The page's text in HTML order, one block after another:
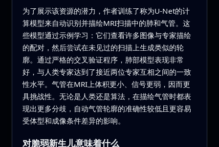
为了展示该资源的潜力，作者训练了称为U‑Net的计
算模型来自动识别并描绘MRI扫描中的肺和气管。这
些模型通过示例学习：它们查看许多图像与专家描绘
的配对，然后尝试在未见过的扫描上生成类似的轮
廓。通过严格的交叉验证程序，肺部模型表现非常
好，与人类专家达到了接近两位专家互相之间的一致
性水平。气管在MRI上体积更小、信号更弱，因而更
具挑战性。无论是人类还是算法，在描绘气管时都表
现出更多分歧，自动气管轮廓的准确性较低且更容易
受体型和成像条件差异的影响。
对脆弱新生儿意味着什么